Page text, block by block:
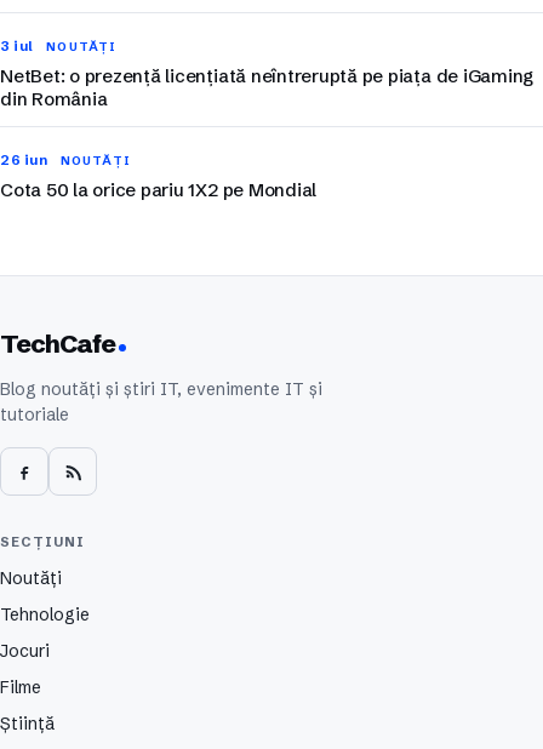
3 iul NOUTĂȚI
NetBet: o prezență licențiată neîntreruptă pe piața de iGaming
din România
26 iun NOUTĂȚI
Cota 50 la orice pariu 1X2 pe Mondial
TechCafe
Blog noutăți și știri IT, evenimente IT și
tutoriale
SECȚIUNI
Noutăți
Tehnologie
Jocuri
Filme
Știință